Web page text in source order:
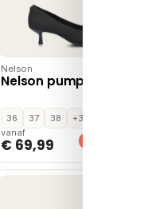
Nelson
Nelson pumps – Zwart
36 37 38
+3
vanaf
€ 69,99